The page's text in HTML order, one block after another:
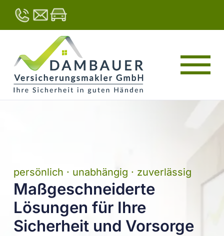
persönlich · unabhängig · zuverlässig
Maßgeschneiderte
Lösungen für Ihre
Sicherheit und Vorsorge